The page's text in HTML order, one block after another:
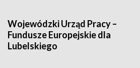
Wojewódzki Urząd Pracy –
Fundusze Europejskie dla
Lubelskiego